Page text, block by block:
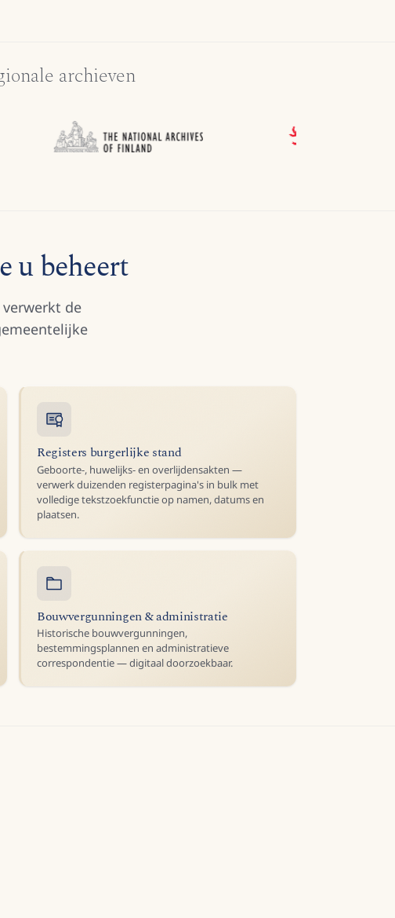
archieven
u beheert
de
Registers burgerlijke stand
Geboorte-, huwelijks- en overlijdensakten —
verwerk duizenden registerpagina's in bulk met
volledige tekstzoekfunctie op namen, datums en
plaatsen.
Bouwvergunningen & administratie
Historische bouwvergunningen,
bestemmingsplannen en administratieve
correspondentie — digitaal doorzoekbaar.